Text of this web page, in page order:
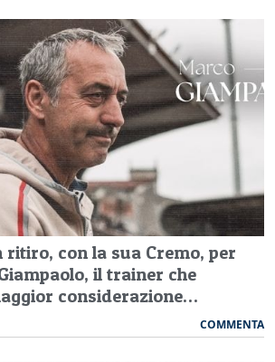
ritiro, con la sua Cremo, per
il trainer che
considerazione…
COMMENTA